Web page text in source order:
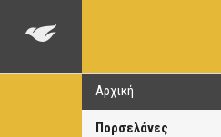
Αρχική
Πορσελάνες